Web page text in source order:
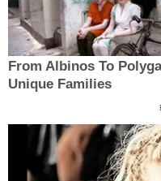
From Albinos To
Unique Families